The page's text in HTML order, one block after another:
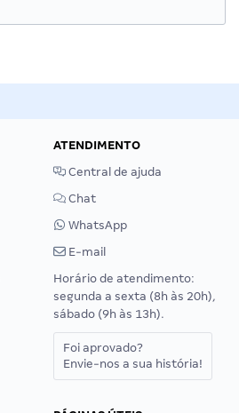
ATENDIMENTO
Central de ajuda
Chat
WhatsApp
E-mail
Horário de atendimento:
segunda a sexta (8h às 20h),
sábado (9h às 13h).
Foi aprovado?
Envie-nos a sua história!